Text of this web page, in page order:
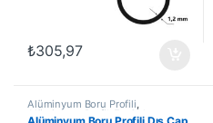
₺305,97
Alüminyum Boru Profili,
Alüminyum Profil En Çok